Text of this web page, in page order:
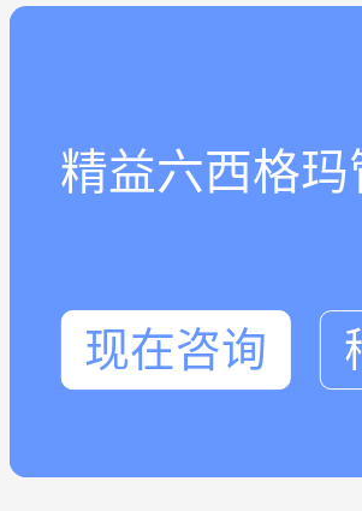
精益六西格
现在咨询